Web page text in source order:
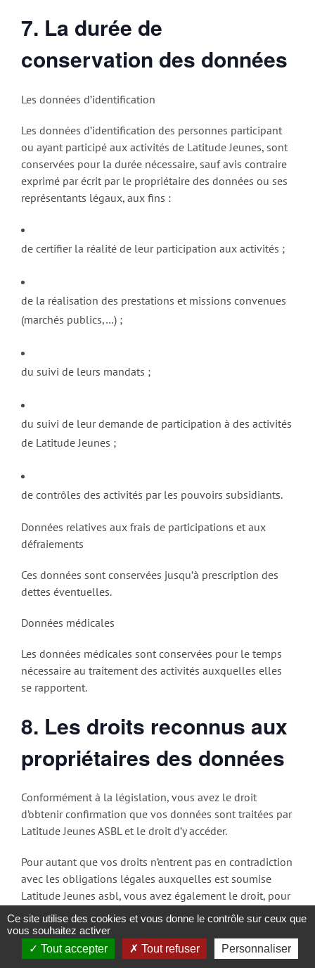
7. La durée de
conservation des données
Les données d’identification
Les données d’identification des personnes participant
ou ayant participé aux activités de Latitude Jeunes, sont
conservées pour la durée nécessaire, sauf avis contraire
exprimé par écrit par le propriétaire des données ou ses
représentants légaux, aux fins :
de certifier la réalité de leur participation aux activités ;
de la réalisation des prestations et missions convenues
(marchés publics,…) ;
du suivi de leurs mandats ;
du suivi de leur demande de participation à des activités
de Latitude Jeunes ;
de contrôles des activités par les pouvoirs subsidiants.
Données relatives aux frais de participations et aux
défraiements
Ces données sont conservées jusqu’à prescription des
dettes éventuelles.
Données médicales
Les données médicales sont conservées pour le temps
nécessaire au traitement des activités auxquelles elles
se rapportent.
8. Les droits reconnus aux
propriétaires des données
Conformément à la législation, vous avez le droit
d’obtenir confirmation que vos données sont traitées par
Latitude Jeunes ASBL et le droit d’y accéder.
Pour autant que vos droits n’entrent pas en contradiction
avec les obligations légales auxquelles est soumise
Latitude Jeunes asbl, vous avez également le droit, pour
les données qui vous concernent, de :
demander la rectification de toute donnée inexacte ou
Ce site utilise des cookies et vous donne le contrôle sur ceux que
vous souhaitez activer
Tout accepter
Tout refuser Personnaliser